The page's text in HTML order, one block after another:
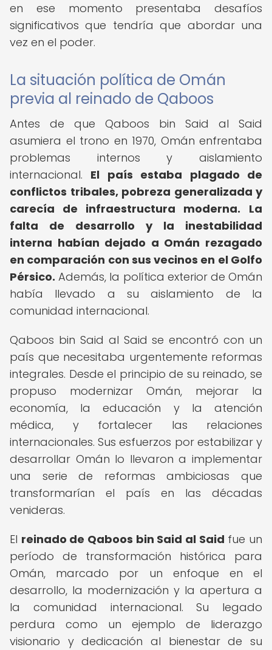
en ese momento presentaba desafíos
significativos que tendría que abordar una
vez en el poder.
La situación política de Omán
previa al reinado de Qaboos
Antes de que Qaboos bin Said al Said
asumiera el trono en 1970, Omán enfrentaba
problemas internos y aislamiento
internacional. El país estaba plagado de
conflictos tribales, pobreza generalizada y
carecía de infraestructura moderna.
La
falta de desarrollo y la inestabilidad
interna habían dejado a Omán rezagado
en comparación con sus vecinos en el Golfo
Pérsico. Además, la política exterior de Omán
había llevado a su aislamiento de la
comunidad internacional.
Qaboos bin Said al Said se encontró con un
país que necesitaba urgentemente reformas
integrales. Desde el principio de su reinado, se
propuso modernizar Omán, mejorar la
economía, la educación y la atención
médica, y fortalecer las relaciones
internacionales. Sus esfuerzos por estabilizar y
desarrollar Omán lo llevaron a implementar
una serie de reformas ambiciosas que
transformarían el país en las décadas
venideras.
El reinado de Qaboos bin Said al Said fue un
período de transformación histórica para
Omán, marcado por un enfoque en el
desarrollo, la modernización y la apertura a
la comunidad internacional. Su legado
perdura como un ejemplo de liderazgo
visionario y dedicación al bienestar de su